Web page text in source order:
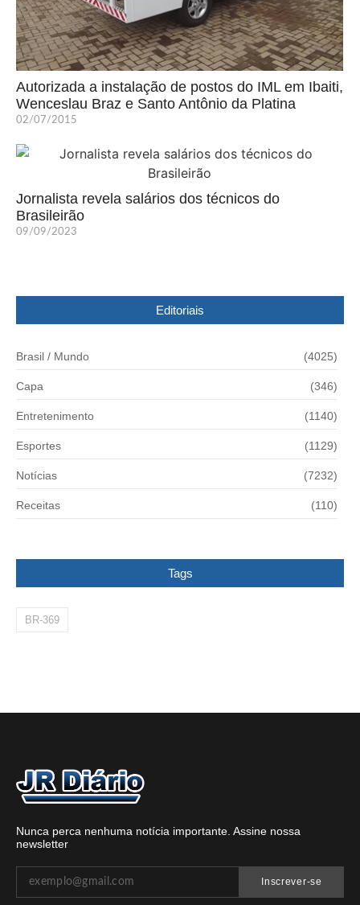
Autorizada a instalação de postos do IML em Ibaiti,
Wenceslau Braz e Santo Antônio da Platina
02/07/2015
Jornalista revela salários dos técnicos do
Brasileirão
09/09/2023
Editoriais
Brasil / Mundo (4025)
Capa (346)
Entretenimento (1140)
Esportes (1129)
Notícias (7232)
Receitas (110)
Tags
BR-369
Nunca perca nenhuma notícia importante. Assine nossa
newsletter
Inscrever-se